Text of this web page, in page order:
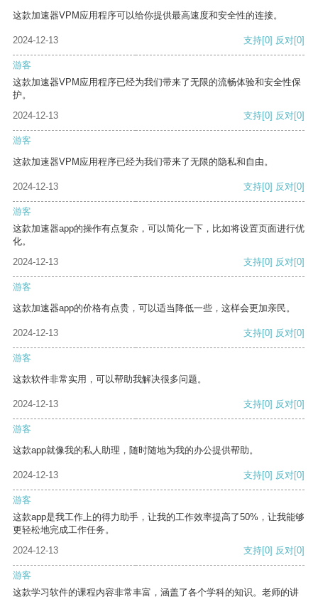
这款加速器VPM应用程序可以给你提供最高速度和安全性的连接。
2024-12-13 支持[0] 反对[0]
游客
这款加速器VPM应用程序已经为我们带来了无限的流畅体验和安全性保
护。
2024-12-13
支持[0] 反对[0]
游客
这款加速器VPM应用程序已经为我们带来了无限的隐私和自由。
2024-12-13 支持[0] 反对[0]
游客
这款加速器app的操作有点复杂，可以简化一下，比如将设置页面进行优
化。
2024-12-13
支持[0] 反对[0]
游客
这款加速器app的价格有点贵，可以适当降低一些，这样会更加亲民。
2024-12-13 支持[0] 反对[0]
游客
这款软件非常实用，可以帮助我解决很多问题。
2024-12-13 支持[0] 反对[0]
游客
这款app就像我的私人助理，随时随地为我的办公提供帮助。
2024-12-13 支持[0] 反对[0]
游客
这款app是我工作上的得力助手，让我的工作效率提高了50%，让我能够
更轻松地完成工作任务。
2024-12-13
支持[0] 反对[0]
游客
这款学习软件的课程内容非常丰富，涵盖了各个学科的知识。老师的讲